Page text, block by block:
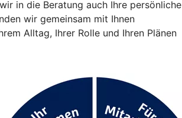
in die Beratung auch Ihre persönliche
wir gemeinsam mit Ihnen
Alltag, Ihrer Rolle und Ihren Plänen